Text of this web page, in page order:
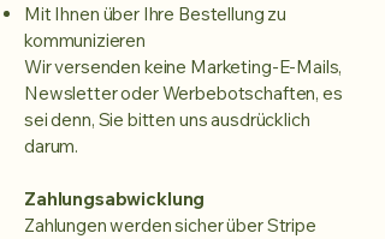
Mit Ihnen über Ihre Bestellung zu
kommunizieren
Wir versenden keine Marketing-E-Mails,
Newsletter oder Werbebotschaften, es
sei denn, Sie bitten uns ausdrücklich
darum.
Zahlungsabwicklung
Zahlungen werden sicher über Stripe